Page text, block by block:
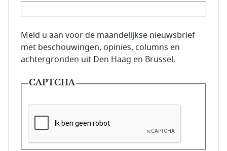
E-mailadres van de abonnee.
Meld u aan voor de maandelijkse nieuwsbrief
met beschouwingen, opinies, columns en
achtergronden uit Den Haag en Brussel.
CAPTCHA